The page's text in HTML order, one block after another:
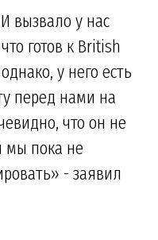
вызвало у нас
готов к British
у него есть
перед нами на
что он не
мы пока не
- заявил